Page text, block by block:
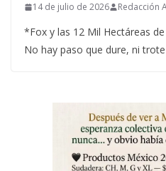
14 de julio de 2026 Redacción
*Fox y las 12 Mil Hectáreas
No hay paso que dure, ni